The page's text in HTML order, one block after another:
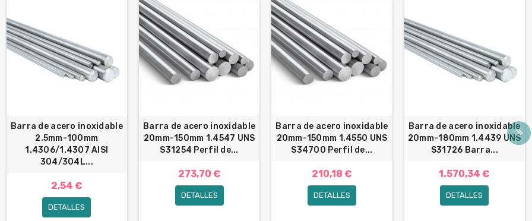
Barra de acero inoxidable
2.5mm-100mm
1.4306/1.4307 AISI
304/304L...
2,54 €
DETALLES
Barra de acero inoxidable
20mm-150mm 1.4547 UNS
S31254 Perfil de...
273,70 €
DETALLES
Barra de acero inoxidable
20mm-150mm 1.4550 UNS
S34700 Perfil de...
210,18 €
DETALLES
Barra de acero inoxidable
20mm-180mm 1.4439 UNS
S31726 Barra...
1.570,34 €
DETALLES